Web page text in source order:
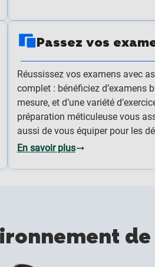
Passez vos
Réussissez vos examens avec
complet : bénéficiez d’examens
mesure, et d’une variété
préparation méticuleuse vous
aussi de vous équiper pour les
En savoir plus